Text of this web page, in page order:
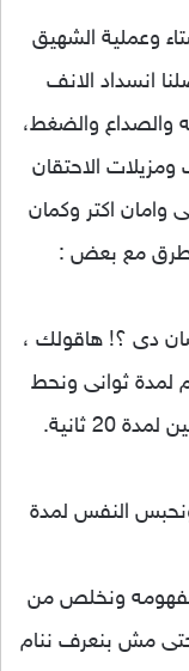
وعملية الشهيق
انسداد الانف
والصداع والضغط،
الاحتقان
اكتر وكمان
مع بعض :
دى ؟! هاقولك ،
لمدة ثوانى ونحط
20 ثانية.
ونحبس النفس لمدة
ونخلص من
مش بنعرف ننام